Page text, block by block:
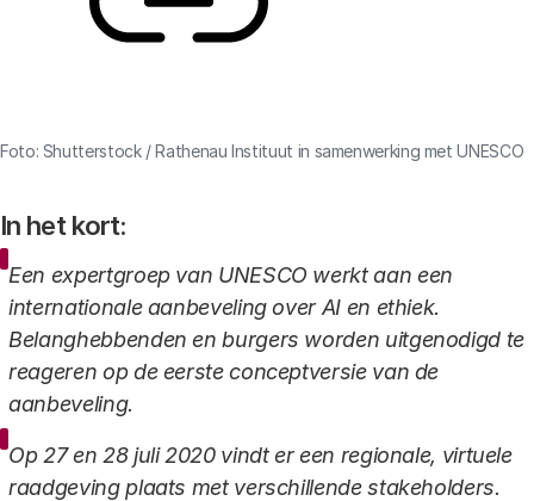
Foto: Shutterstock / Rathenau Instituut in samenwerking met UNESCO
In het kort:
Een expertgroep van UNESCO werkt aan een
internationale aanbeveling over AI en ethiek.
Belanghebbenden en burgers worden uitgenodigd te
reageren op de eerste conceptversie van de
aanbeveling.
Op 27 en 28 juli 2020 vindt er een regionale, virtuele
raadgeving plaats met verschillende stakeholders.